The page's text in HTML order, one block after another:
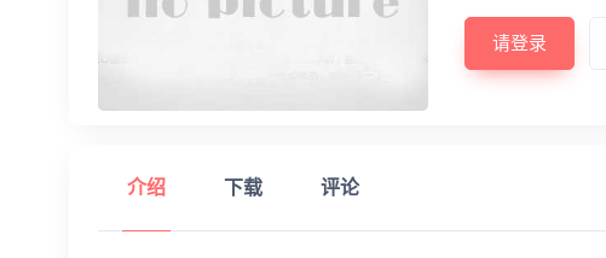
请登录
介绍 下载 评论